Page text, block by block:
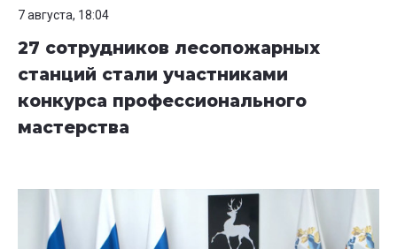
7 августа, 18:04
27 сотрудников лесопожарных
станций стали участниками
конкурса профессионального
мастерства